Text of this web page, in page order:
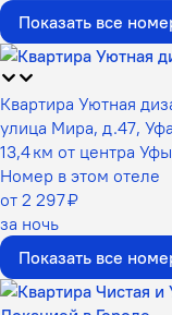
Показать все
Квартира Уютная
улица Мира, д.47, Уфа
13,4 км от центра Уфы
Номер в этом отеле
от 2 297 ₽
за ночь
Показать все